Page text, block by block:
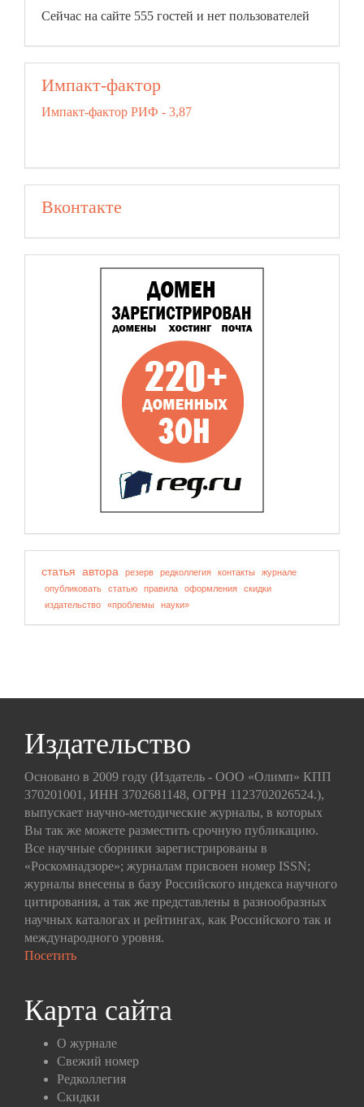
Сейчас на сайте 555 гостей и нет пользователей
Импакт-фактор
Импакт-фактор РИФ - 3,87
Вконтакте
статья автора резерв редколлегия контакты
журнале
опубликовать
статью правила оформления
скидки
издательство
«проблемы науки»
Издательство
Основано в 2009 году (Издатель - ООО «Олимп» КПП
370201001, ИНН 3702681148, ОГРН 1123702026524.),
выпускает научно-методические журналы, в которых
Вы так же можете разместить срочную публикацию.
Все научные сборники зарегистрированы в
«Роскомнадзоре»; журналам присвоен номер ISSN;
журналы внесены в базу Российского индекса научного
цитирования, а так же представлены в разнообразных
научных каталогах и рейтингах, как Российского так и
международного уровня.
Посетить
Карта сайта
О журнале
Свежий номер
Редколлегия
Скидки